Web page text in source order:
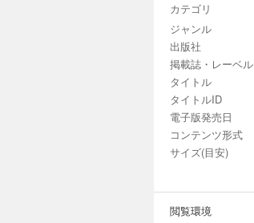
カテゴリ
ジャンル
出版社
掲載誌・レーベル
タイトル
タイトルID
電子版発売日
コンテンツ形式
サイズ(目安)
閲覧環境